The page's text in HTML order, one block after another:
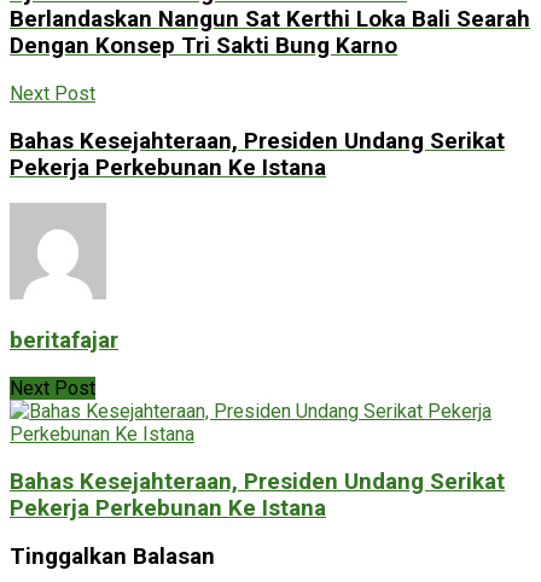
Berlandaskan Nangun Sat Kerthi Loka Bali Searah
Dengan Konsep Tri Sakti Bung Karno
Next Post
Bahas Kesejahteraan, Presiden Undang Serikat
Pekerja Perkebunan Ke Istana
beritafajar
Next Post
Bahas Kesejahteraan, Presiden Undang Serikat
Pekerja Perkebunan Ke Istana
Tinggalkan Balasan